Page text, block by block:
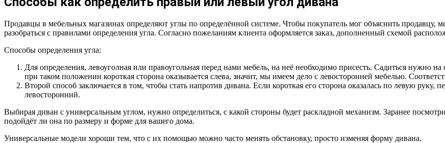
Продавцы в мебельных магазинах определяют углы по определённой системе. Чтобы покупатель мог объяснить продавцу,
разобраться с правилами определения угла. Согласно пожеланиям клиента оформляется заказ, дополненный схемой
Способы определения угла:
Для определения, левоуголная или правоугольная перед нами мебель, на неё необходимо присесть. Садиться нужно
при таком положении короткая сторона оказывается слева, значит, мы имеем дело с левосторонней мебелью.
Второй способ заключается в том, чтобы стать напротив дивана. Если короткая его сторона оказалась по левую
левосторонний.
Выбирая диван с универсальным углом, нужно определиться, с какой стороны будет раскладной механизм. Заранее
подойдёт ли она по размеру и форме для вашего дома.
Универсальные модели хороши тем, что с их помощью можно часто менять обстановку, просто изменяя форму дивана.